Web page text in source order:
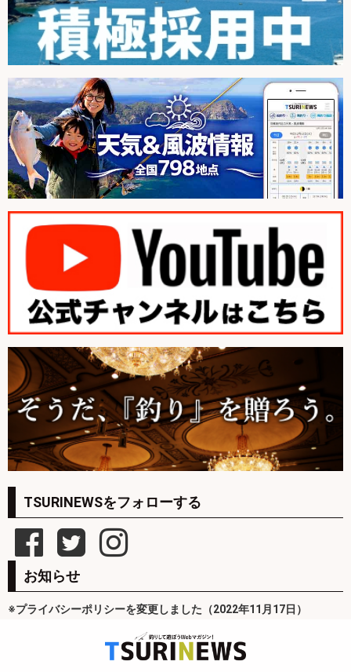
TSURINEWSをフォローする
お知らせ
※プライバシーポリシーを変更しました（2022年11月17日）